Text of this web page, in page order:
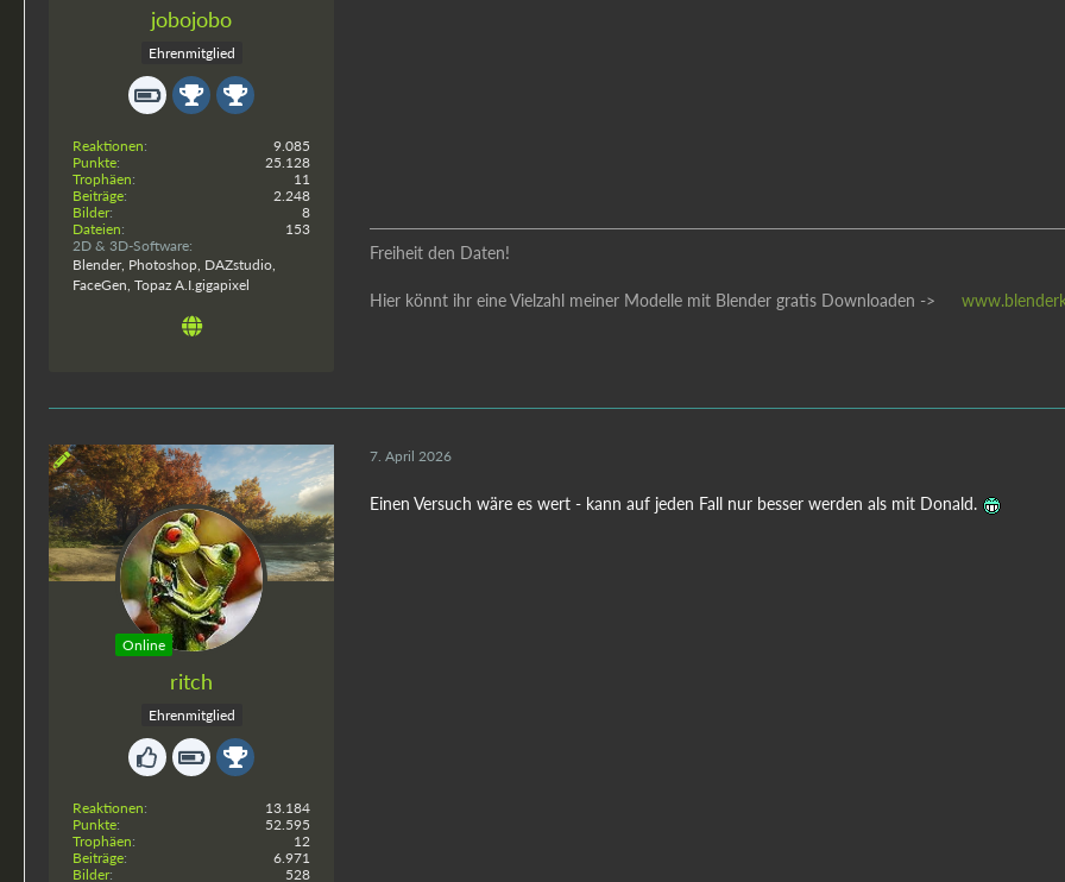
jobojobo
Ehrenmitglied
Reaktionen
9.085
Punkte
25.128
Trophäen
11
Beiträge
2.248
Bilder
8
Dateien
153
2D & 3D-Software
Blender, Photoshop, DAZstudio,
FaceGen, Topaz A.I.gigapixel
Freiheit den Daten!
Hier könnt ihr eine Vielzahl meiner Modelle mit Blender gratis Downloaden ->
Online
ritch
Ehrenmitglied
Reaktionen
13.184
Punkte
52.595
Trophäen
12
Beiträge
6.971
Bilder
528
7. April 2026
Einen Versuch wäre es wert - kann auf jeden Fall nur besser werden als mit Donald.